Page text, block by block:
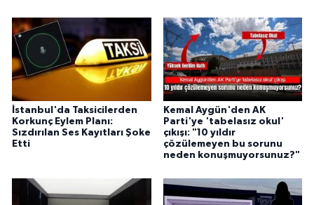
İstanbul'da Taksicilerden
Korkunç Eylem Planı:
Sızdırılan Ses Kayıtları Şoke
Etti
Kemal Aygün'den AK
Parti'ye 'tabelasız okul'
çıkışı: "10 yıldır
çözülemeyen bu sorunu
neden konuşmuyorsunuz?"